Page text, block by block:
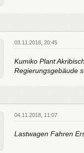
03.11.2018, 20:45
Kumiko Plant
Regierungsgebäude
04.11.2018, 11:07
Lastwagen Fahren